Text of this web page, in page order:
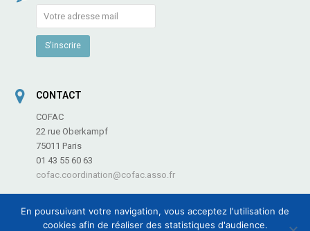
CONTACT
COFAC
22 rue Oberkampf
75011 Paris
01 43 55 60 63
cofac.coordination@cofac.asso.fr
En poursuivant votre navigation, vous acceptez l'utilisation de
cookies afin de réaliser des statistiques d'audience.